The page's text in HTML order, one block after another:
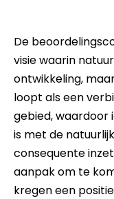
De
visie waarin
ontwikkeling,
loopt als een
gebied, waardoor
is met de
consequente
aanpak om te
kregen een